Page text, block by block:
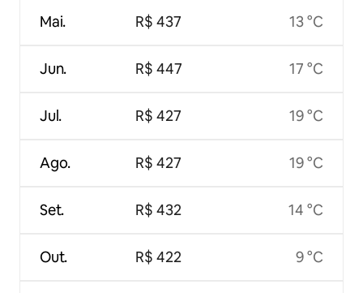
Mai.
Jun.
Jul.
Ago.
Set.
Out.
R$ 437
R$ 447
R$ 427
R$ 427
R$ 432
R$ 422
13 °C
17 °C
19 °C
19 °C
14 °C
9 °C